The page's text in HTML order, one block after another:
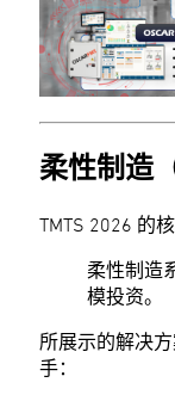
柔性制造
TMTS 2026 的
柔性制造
模投资。
所展示的解决
手：